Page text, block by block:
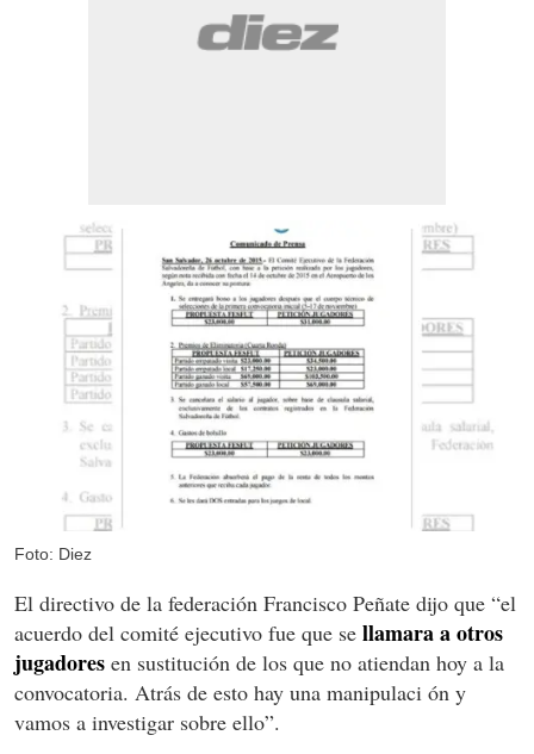
Foto: Diez
El directivo de la federación Francisco Peñate dijo que “el
acuerdo del comité ejecutivo fue que se llamara a otros
jugadores en sustitución de los que no atiendan hoy a la
convocatoria. Atrás de esto hay una manipulaci ón y
vamos a investigar sobre ello”.